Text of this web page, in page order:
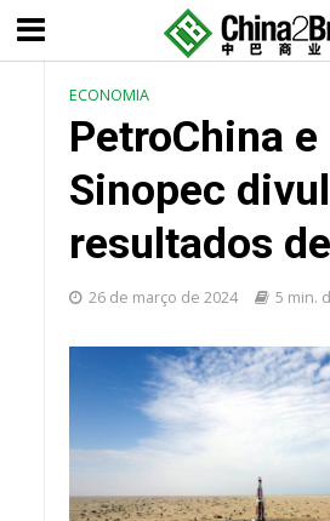
ECONOMIA
PetroChina e
Sinopec
resultados
26 de março de 2024 5 min.